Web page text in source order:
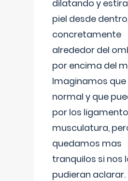
dilatando y
piel desde
concretamente
alrededor del
por encima del
Imaginamos que
normal y que
por los
musculatura,
quedamos mas
tranquilos si nos
pudieran aclarar.